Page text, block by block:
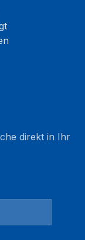
direkt in Ihr